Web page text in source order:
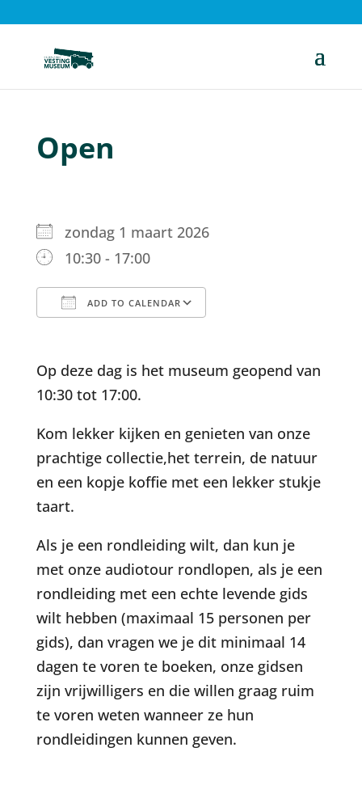
Open
zondag 1 maart 2026
10:30 - 17:00
ADD TO CALENDAR
Op deze dag is het museum geopend van
10:30 tot 17:00.
Kom lekker kijken en genieten van onze
prachtige collectie,het terrein, de natuur
en een kopje koffie met een lekker stukje
taart.
Als je een rondleiding wilt, dan kun je
met onze audiotour rondlopen, als je een
rondleiding met een echte levende gids
wilt hebben (maximaal 15 personen per
gids), dan vragen we je dit minimaal 14
dagen te voren te boeken, onze gidsen
zijn vrijwilligers en die willen graag ruim
te voren weten wanneer ze hun
rondleidingen kunnen geven.